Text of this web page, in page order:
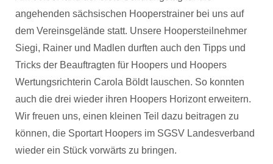
angehenden sächsischen Hooperstrainer bei uns auf
dem Vereinsgelände statt. Unsere Hoopersteilnehmer
Siegi, Rainer und Madlen durften auch den Tipps und
Tricks der Beauftragten für Hoopers und Hoopers
Wertungsrichterin Carola Böldt lauschen. So konnten
auch die drei wieder ihren Hoopers Horizont erweitern.
Wir freuen uns, einen kleinen Teil dazu beitragen zu
können, die Sportart Hoopers im SGSV Landesverband
wieder ein Stück vorwärts zu bringen.